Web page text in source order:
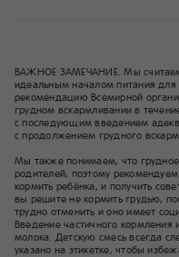
ВАЖНОЕ ЗАМЕЧАНИЕ. Мы считаем,
идеальным началом питания
рекомендацию Всемирной
грудном вскармливании в
с последующим введением
с продолжением грудного
Мы также понимаем, что
родителей, поэтому
кормить ребёнка, и получить
вы решите не кормить грудью,
трудно отменить и оно имеет
Введение частичного кормления
молока. Детскую смесь всегда
указано на этикетке, чтобы